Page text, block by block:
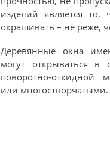
изделий является то,
окрашивать – не реже,
Деревянные окна
могут открываться
поворотно-откидной
или многостворчатыми.